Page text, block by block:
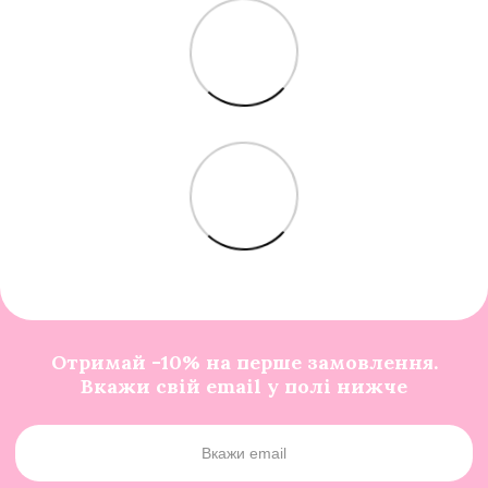
Отримай -10% на перше замовлення.
Вкажи свій email у полі нижче